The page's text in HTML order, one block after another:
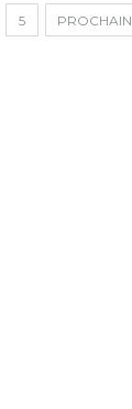
5 PROCHAIN